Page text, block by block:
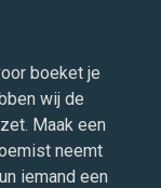
boeket je
wij de
Maak een
neemt
iemand een